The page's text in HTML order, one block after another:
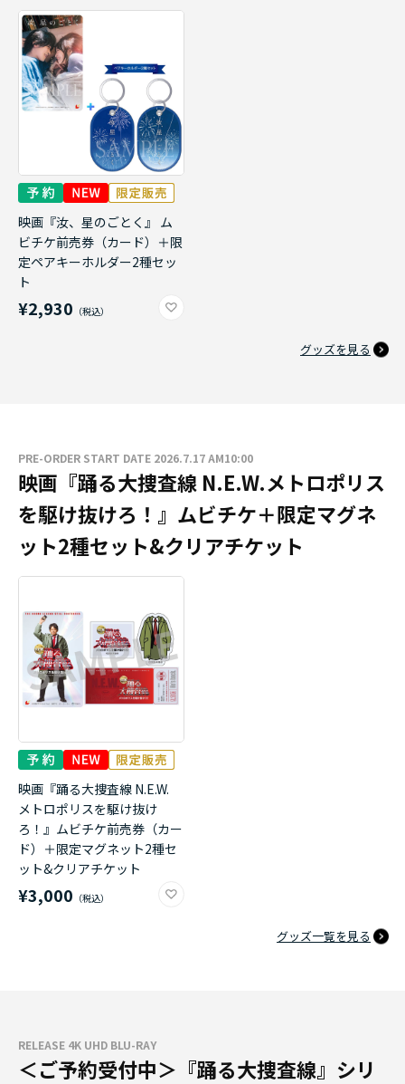
映画『汝、星のごとく』 ム
ビチケ前売券（カード）＋限
定ペアキーホルダー2種セッ
ト
¥2,930
グッズを見る
PRE-ORDER START DATE 2026.7.17 AM10:00
映画『踊る大捜査線 N.E.W.メトロポリス
を駆け抜けろ！』ムビチケ＋限定マグネ
ット2種セット&クリアチケット
映画『踊る大捜査線 N.E.W.
メトロポリスを駆け抜け
ろ！』ムビチケ前売券（カー
ド）＋限定マグネット2種セ
ット&クリアチケット
¥3,000
グッズ一覧を見る
RELEASE 4K UHD BLU-RAY
＜ご予約受付中＞『踊る大捜査線』シリ